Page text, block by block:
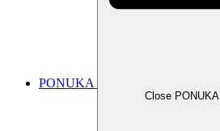
PONUKA
Close PONUKA